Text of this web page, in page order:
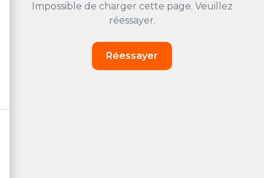
Impossible de charger cette page. Veuillez
réessayer.
Réessayer